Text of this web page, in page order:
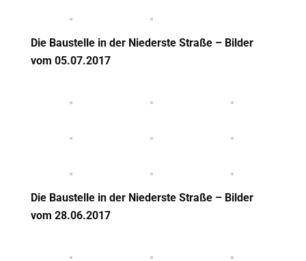
Die Baustelle in der Niederste Straße – Bilder
vom 05.07.2017
Die Baustelle in der Niederste Straße – Bilder
vom 28.06.2017